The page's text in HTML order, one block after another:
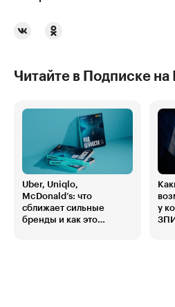
Читайте в Подписке на
Uber, Uniqlo,
McDonald’s: что
сближает сильные
бренды и как это
у